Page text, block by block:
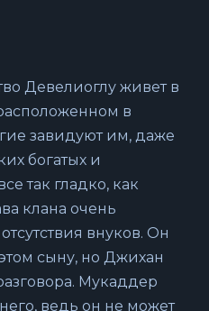
Девелиоглу живет в
в
завидуют им, даже
богатых и
так гладко, как
клана очень
внуков. Он
сыну, но Джихан
Мукаддер
ведь он не может